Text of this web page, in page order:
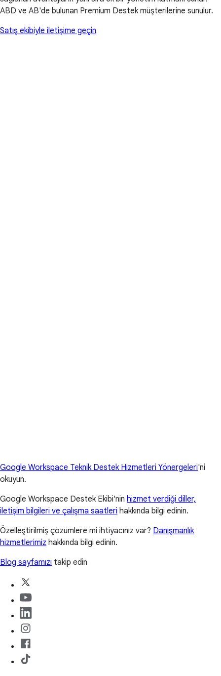
ABD ve AB'de bulunan Premium Destek müşterilerine sunulur.
Satış ekibiyle iletişime geçin
Google Workspace Teknik Destek Hizmetleri Yönergeleri'ni
okuyun.
Google Workspace Destek Ekibi'nin hizmet verdiği diller,
iletişim bilgileri ve çalışma saatleri hakkında bilgi edinin.
Özelleştirilmiş çözümlere mi ihtiyacınız var? Danışmanlık
hizmetlerimiz hakkında bilgi edinin.
Blog sayfamızı takip edin